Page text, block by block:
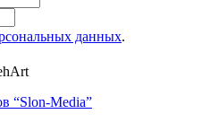
данных.
“Slon-Media”